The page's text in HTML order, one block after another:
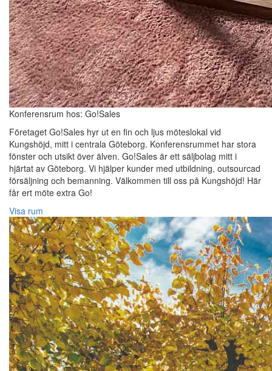
Konferensrum hos: Go!Sales
Företaget Go!Sales hyr ut en fin och ljus möteslokal vid
Kungshöjd, mitt i centrala Göteborg. Konferensrummet har stora
fönster och utsikt över älven. Go!Sales är ett säljbolag mitt i
hjärtat av Göteborg. Vi hjälper kunder med utbildning, outsourcad
försäljning och bemanning. Välkommen till oss på Kungshöjd! Här
får ert möte extra Go!
Visa rum